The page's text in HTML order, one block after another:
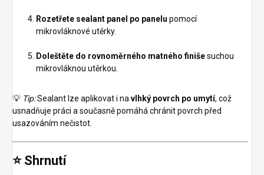
Rozetřete sealant panel po panelu pomocí
mikrovláknové utěrky.
Doleštěte do rovnoměrného matného finišesuchou
mikrovláknou utěrkou.
💡 Tip:Sealant lze aplikovat i navlhký povrch po umytí, což
usnadňuje práci a současně pomáhá chránit povrch před
usazováním nečistot.
⭐ Shrnutí